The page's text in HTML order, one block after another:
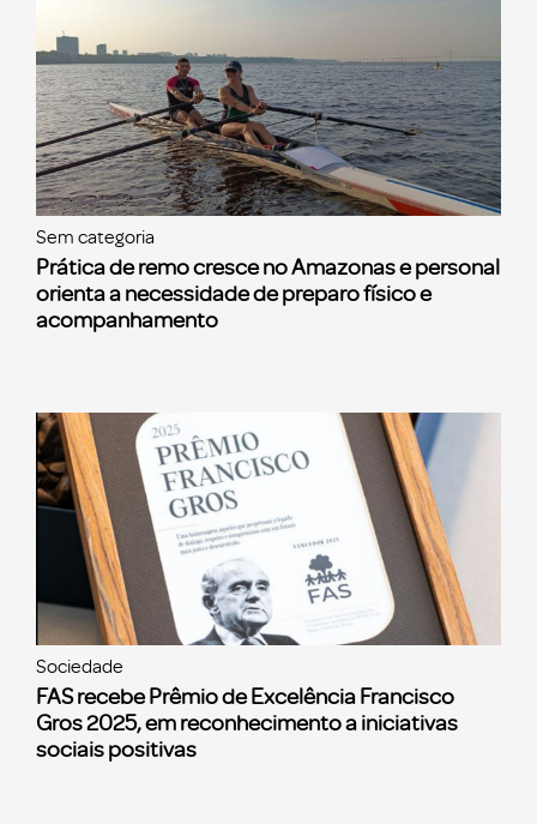
Sem categoria
Prática de remo cresce no Amazonas e personal
orienta a necessidade de preparo físico e
acompanhamento
Sociedade
FAS recebe Prêmio de Excelência Francisco
Gros 2025, em reconhecimento a iniciativas
sociais positivas